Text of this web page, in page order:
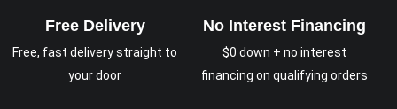
Free Delivery
Free, fast delivery straight to
your door
No Interest Financing
$0 down + no interest
financing on qualifying orders